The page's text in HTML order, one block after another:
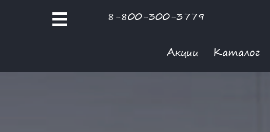
8-800-300-3779
Акции Каталог